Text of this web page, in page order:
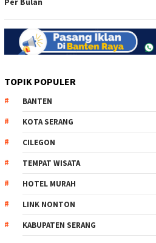
TOPIK POPULER
BANTEN
KOTA SERANG
CILEGON
TEMPAT WISATA
HOTEL MURAH
LINK NONTON
KABUPATEN SERANG